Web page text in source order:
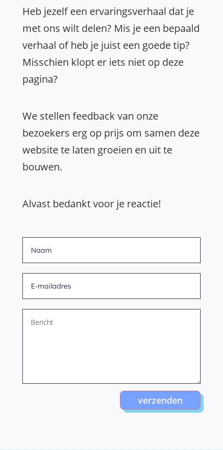
Heb jezelf een ervaringsverhaal dat je
met ons wilt delen? Mis je een bepaald
verhaal of heb je juist een goede tip?
Misschien klopt er iets niet op deze
pagina?
We stellen feedback van onze
bezoekers erg op prijs om samen deze
website te laten groeien en uit te
bouwen.
Alvast bedankt voor je reactie!
verzenden